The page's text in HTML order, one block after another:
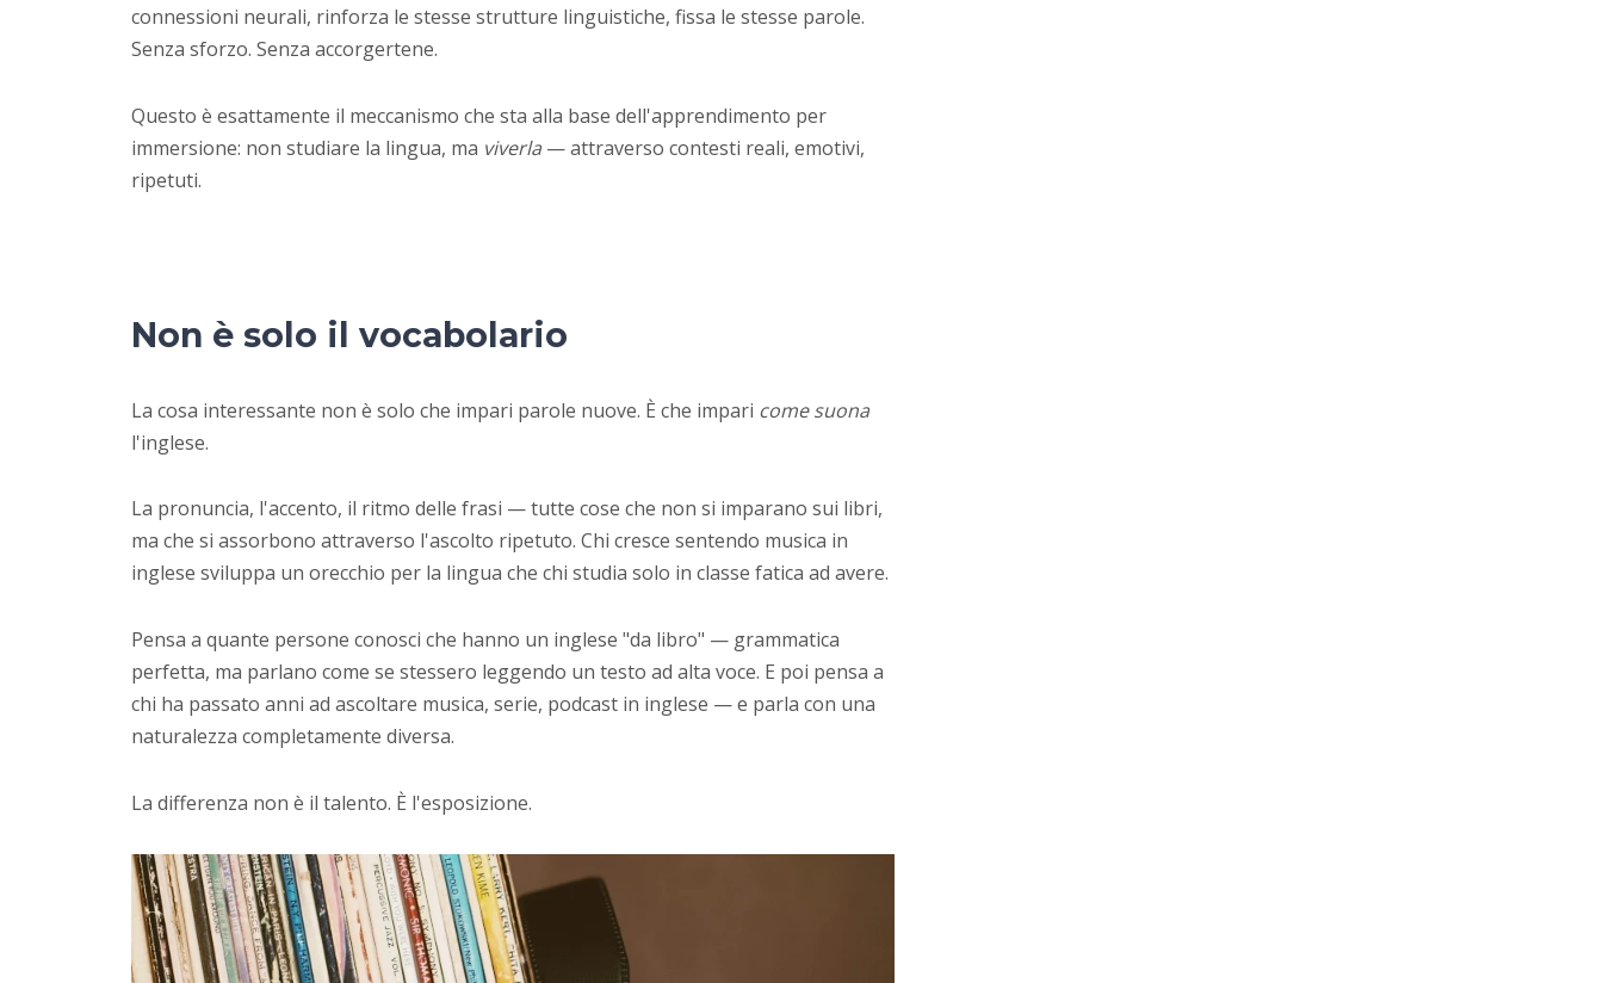
connessioni neurali, rinforza le stesse strutture linguistiche, fissa le stesse parole.
Senza sforzo. Senza accorgertene.
Questo è esattamente il meccanismo che sta alla base dell'apprendimento per
immersione: non studiare la lingua, ma viverla — attraverso contesti reali, emotivi,
ripetuti.
Non è solo il vocabolario
La cosa interessante non è solo che impari parole nuove. È che impari come suona
l'inglese.
La pronuncia, l'accento, il ritmo delle frasi — tutte cose che non si imparano sui libri,
ma che si assorbono attraverso l'ascolto ripetuto. Chi cresce sentendo musica in
inglese sviluppa un orecchio per la lingua che chi studia solo in classe fatica ad avere.
Pensa a quante persone conosci che hanno un inglese "da libro" — grammatica
perfetta, ma parlano come se stessero leggendo un testo ad alta voce. E poi pensa a
chi ha passato anni ad ascoltare musica, serie, podcast in inglese — e parla con una
naturalezza completamente diversa.
La differenza non è il talento. È l'esposizione.